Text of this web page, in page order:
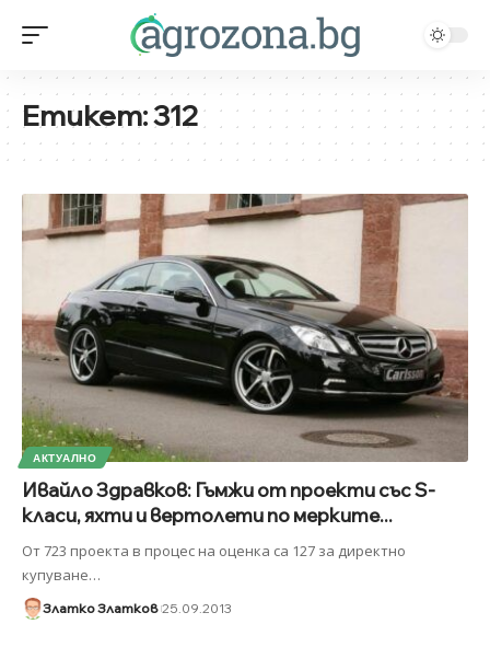
Етикет:312
АКТУАЛНО
Ивайло Здравков: Гъмжи от проекти със S-
класи, яхти и вертолети по мерките...
От 723 проекта в процес на оценка са 127 за директно
купуване…
Златко Златков 25.09.2013